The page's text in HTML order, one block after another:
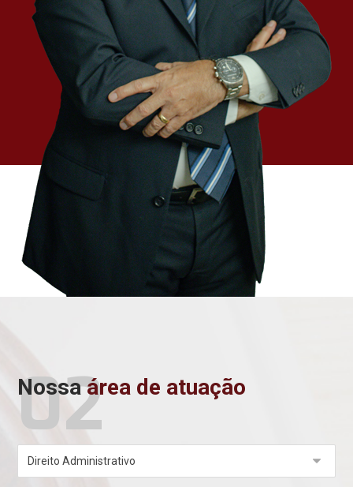
02
Nossaárea de atuação